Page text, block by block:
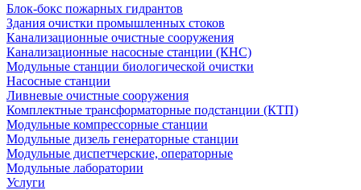
Блок-бокс пожарных гидрантов
Здания очистки промышленных стоков
Канализационные очистные сооружения
Канализационные насосные станции (КНС)
Модульные станции биологической очистки
Насосные станции
Ливневые очистные сооружения
Комплектные трансформаторные подстанции (КТП)
Модульные компрессорные станции
Модульные дизель генераторные станции
Модульные диспетчерские, операторные
Модульные лаборатории
Услуги